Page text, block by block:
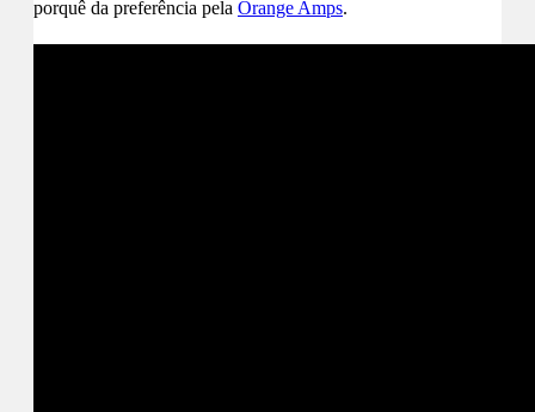
porquê da preferência pela Orange Amps.